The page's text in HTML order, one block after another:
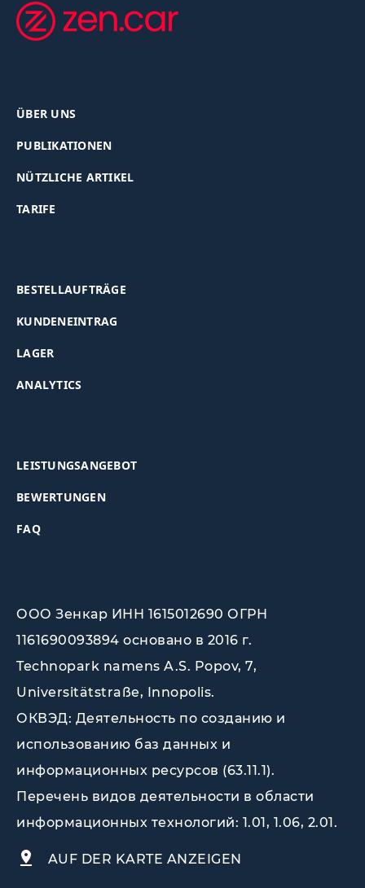
ÜBER UNS
PUBLIKATIONEN
NÜTZLICHE ARTIKEL
TARIFE
BESTELLAUFTRÄGE
KUNDENEINTRAG
LAGER
ANALYTICS
LEISTUNGSANGEBOT
BEWERTUNGEN
FAQ
ООО Зенкар ИНН 1615012690 ОГРН
1161690093894 основано в 2016 г.
Technopark namens A.S. Popov, 7,
Universitätstraße, Innopolis.
ОКВЭД: Деятельность по созданию и
использованию баз данных и
информационных ресурсов (63.11.1).
Перечень видов деятельности в области
информационных технологий: 1.01, 1.06, 2.01.
AUF DER KARTE ANZEIGEN